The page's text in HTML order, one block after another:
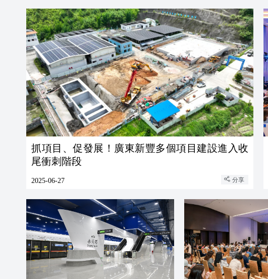
抓項目、促發展！廣東新豐多個項目建設進入收
尾衝刺階段
2025-06-27 分享